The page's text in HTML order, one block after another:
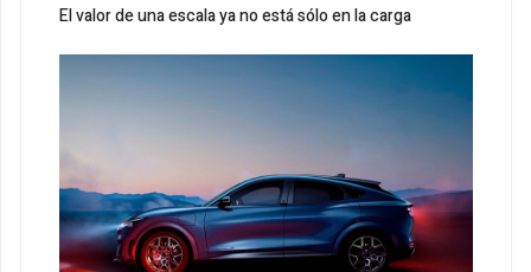
El valor de una escala ya no está sólo en la carga